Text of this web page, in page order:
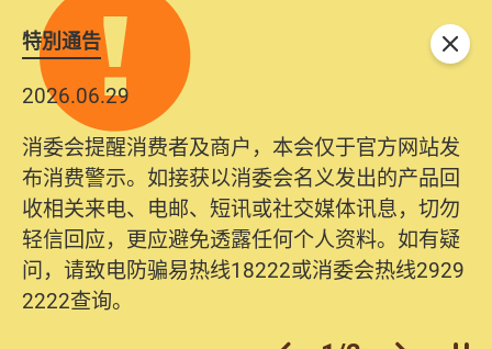
特別通告
2026.06.29
消委会提醒消费者及商户，本会仅于官方网站发
布消费警示。如接获以消委会名义发出的产品回
收相关来电、电邮、短讯或社交媒体讯息，切勿
轻信回应，更应避免透露任何个人资料。如有疑
问，请致电防骗易热线18222或消委会热线2929
2222查询。
关闭